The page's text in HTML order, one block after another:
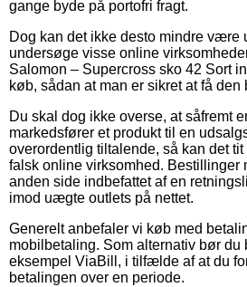
gange byde på portofri fragt.
Dog kan det ikke desto mindre være
undersøge visse online
Salomon – Supercross sko 42 Sort
køb, sådan at man er sikret at få den
Du skal dog ikke overse, at såfremt
markedsfører et produkt til en
overordentlig tiltalende, så kan det
falsk online virksomhed. Bestillinger
anden side indbefattet af en
imod uægte outlets på nettet.
Generelt anbefaler vi køb med
mobilbetaling. Som alternativ bør du
eksempel ViaBill, i tilfælde af at du
betalingen over en periode.